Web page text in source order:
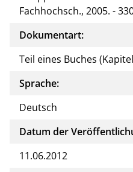
Fachhochsch., 2005. -
Dokumentart:
Teil eines Buches
Sprache:
Deutsch
Datum der
11.06.2012